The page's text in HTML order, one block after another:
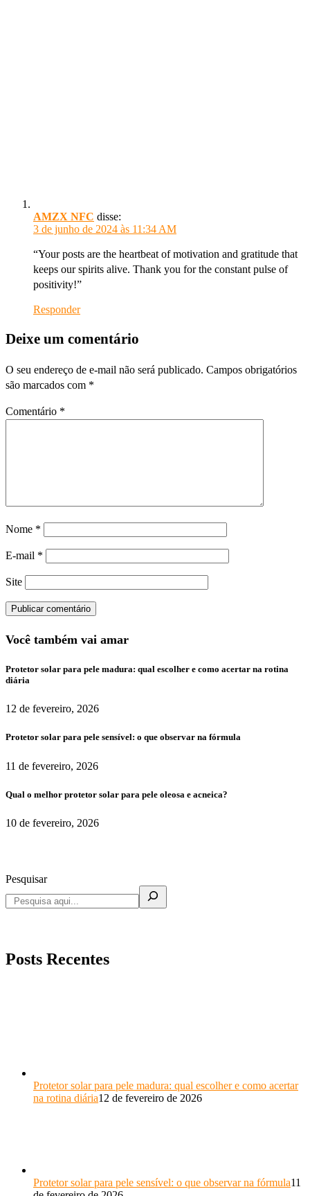
AMZX NFC disse:
3 de junho de 2024 às 11:34 AM
“Your posts are the heartbeat of motivation and gratitude that
keeps our spirits alive. Thank you for the constant pulse of
positivity!”
Responder
Deixe um comentário
O seu endereço de e-mail não será publicado. Campos obrigatórios
são marcados com *
Comentário *
Nome *
E-mail *
Site
Você também vai amar
Protetor solar para pele madura: qual escolher e como acertar na rotina
diária
12 de fevereiro, 2026
Protetor solar para pele sensível: o que observar na fórmula
11 de fevereiro, 2026
Qual o melhor protetor solar para pele oleosa e acneica?
10 de fevereiro, 2026
Pesquisar
Posts Recentes
Protetor solar para pele madura: qual escolher e como acertar
na rotina diária12 de fevereiro de 2026
Protetor solar para pele sensível: o que observar na fórmula11